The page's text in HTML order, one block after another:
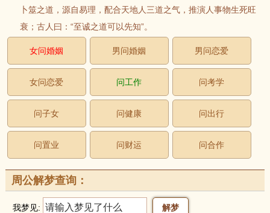
卜筮之道，源自易理，配合天地人三道之气，推演人事物生死旺
衰；古人曰：“至诚之道可以先知”。
女问婚姻 男问婚姻 男问恋爱
女问恋爱 问工作 问考学
问子女 问健康 问出行
问置业 问财运 问合作
周公解梦查询：
我梦见: